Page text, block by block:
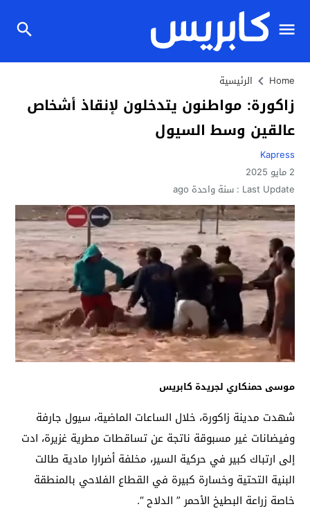
Home الرئيسية
زاكورة: مواطنون يتدخلون لإنقاذ أشخاص
عالقين وسط السيول
Kapress
2 مايو 2025
Last Update : سنة واحدة ago
موسى حمنكاري لجريدة كابريس
شهدت مدينة زاكورة، خلال الساعات الماضية، سيول جارفة
وفيضانات غير مسبوقة ناتجة عن تساقطات مطرية غزيرة، ادت
إلى ارتباك كبير في حركية السير، مخلفة أضرارا مادية طالت
البنية التحتية وخسارة كبيرة في القطاع الفلاحي بالمنطقة
خاصة زراعة البطيخ الأحمر ” الدلاح “.